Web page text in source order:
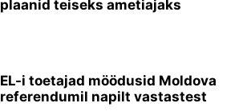
plaanid teiseks ametiajaks
EL-i toetajad möödusid Moldova
referendumil napilt vastastest